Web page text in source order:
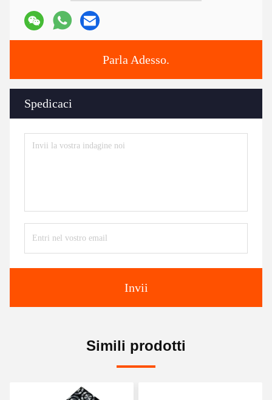
Parla Adesso.
Spedicaci
Invii
Simili prodotti